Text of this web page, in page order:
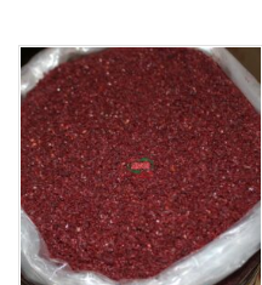
İstek Listeme Ekle